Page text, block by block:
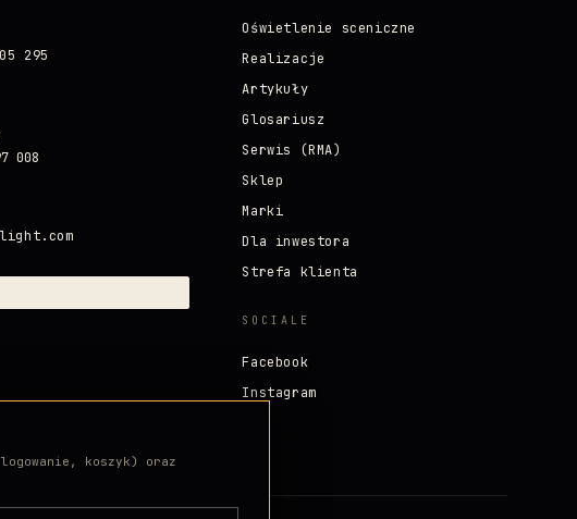
295
008
Oświetlenie sceniczne
Realizacje
Artykuły
Glosariusz
Serwis (RMA)
Sklep
Marki
Dla inwestora
Strefa klienta
SOCIALE
Facebook
Instagram
koszyk) oraz